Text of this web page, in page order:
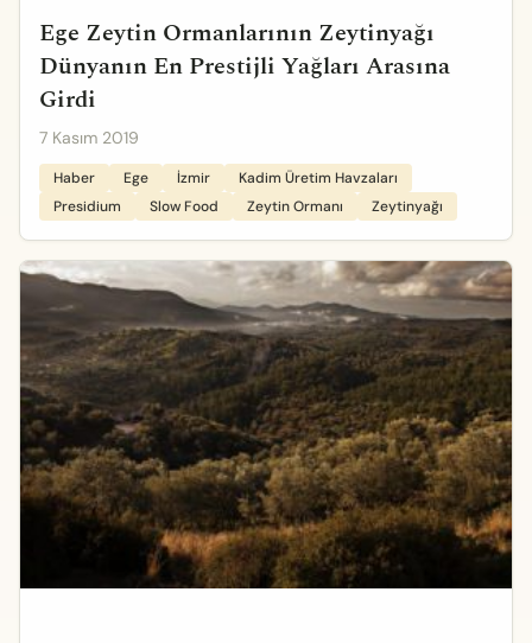
Ege Zeytin Ormanlarının Zeytinyağı
Dünyanın En Prestijli Yağları Arasına
Girdi
7 Kasım 2019
Haber Ege İzmir
Kadim Üretim Havzaları
Presidium
Slow Food Zeytin Ormanı Zeytinyağı